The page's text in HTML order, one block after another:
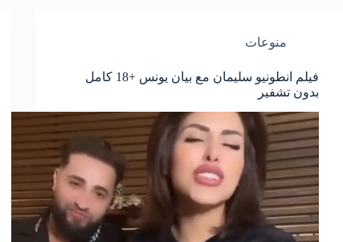
منوعات
فيلم انطونيو سليمان مع بيان يونس +18 كامل
بدون تشفير